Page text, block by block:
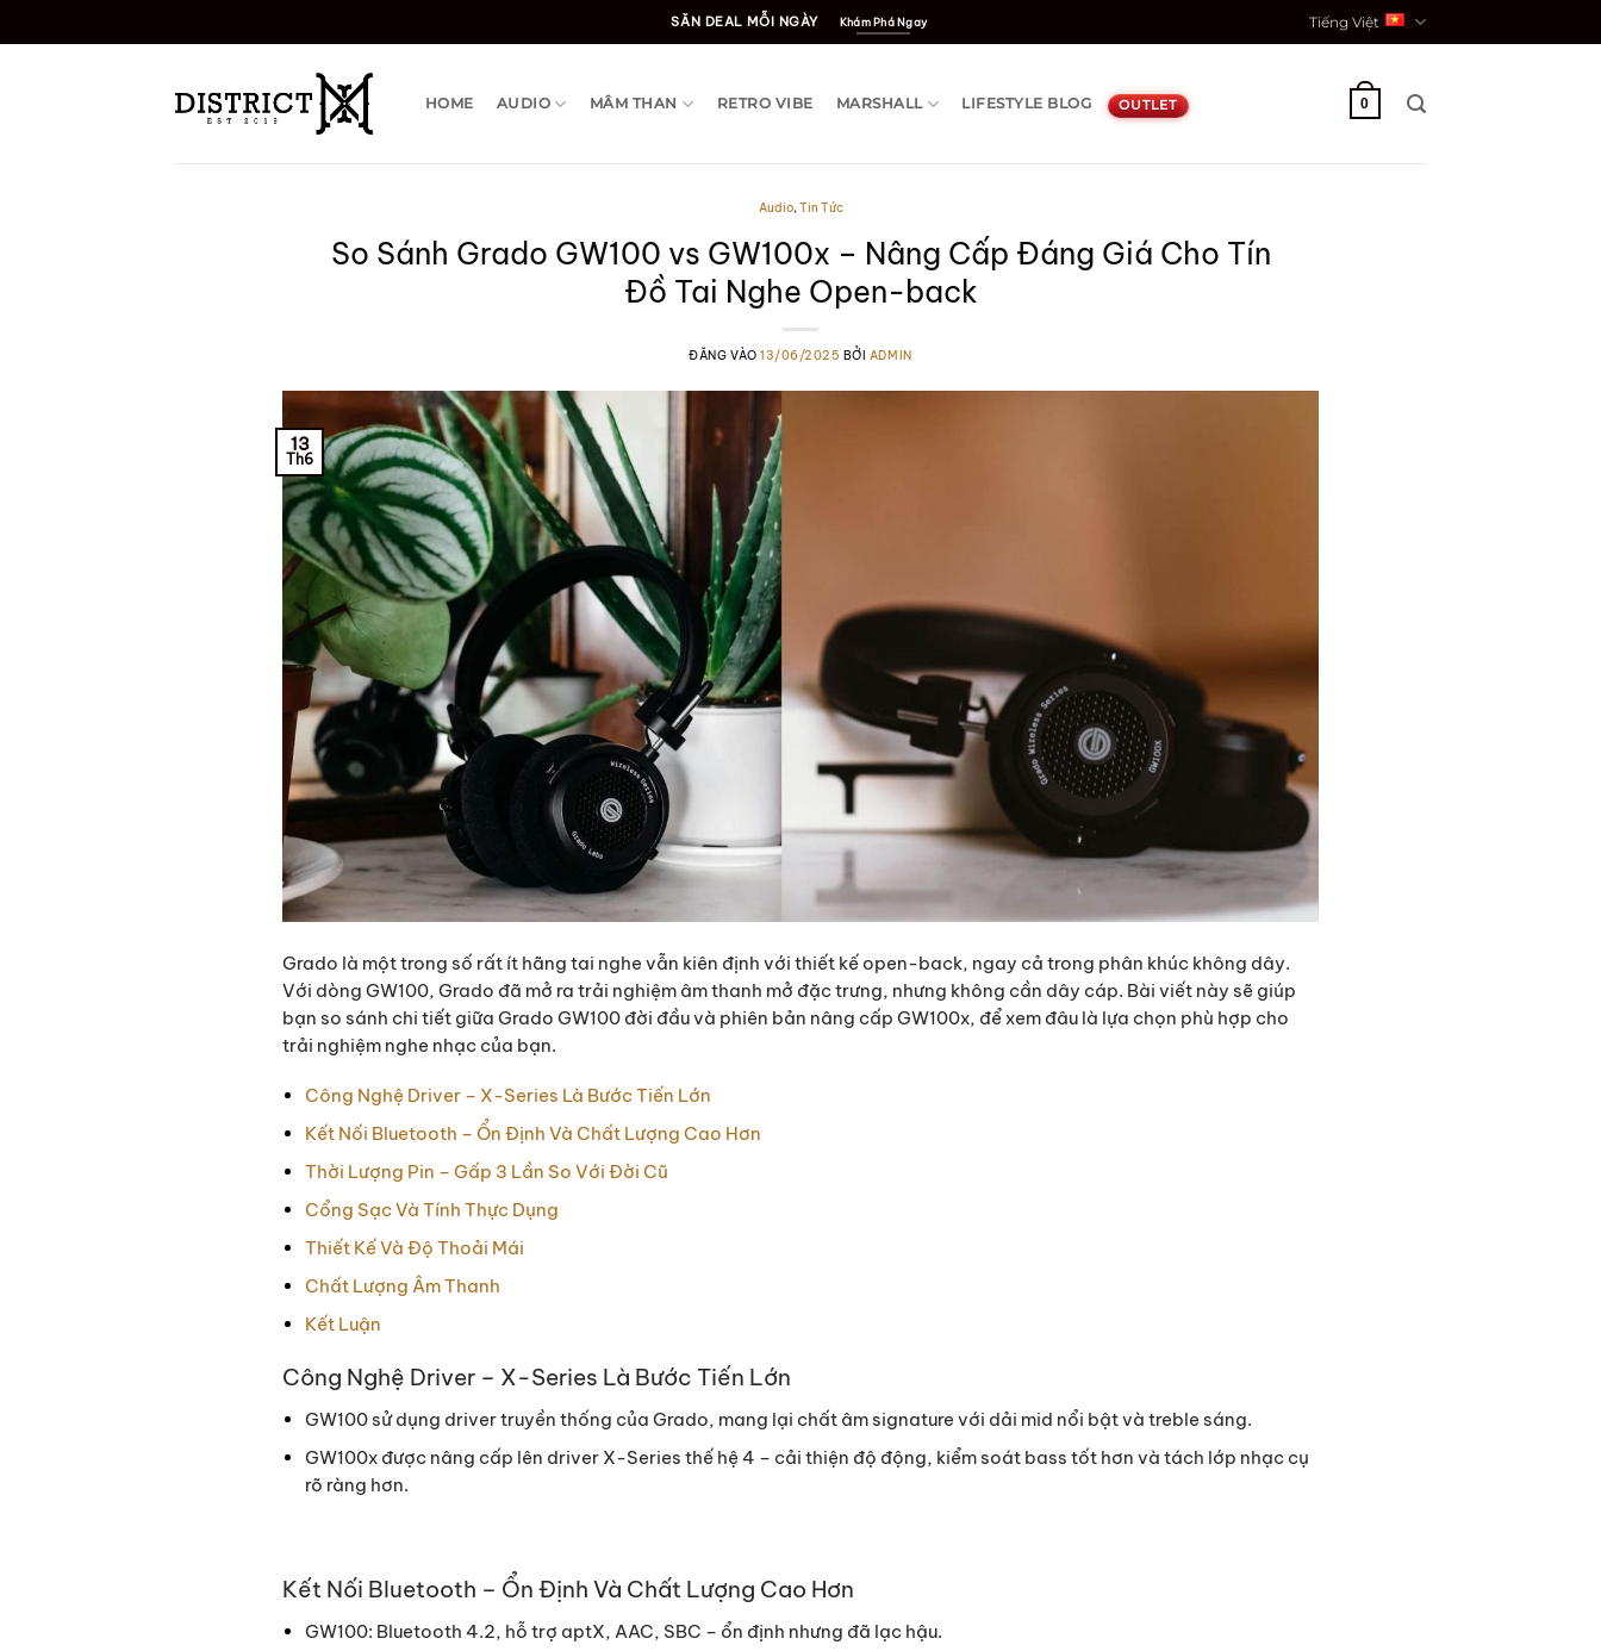
qua
SĂN DEAL MỖI NGÀY Khám Phá Ngay Tiếng Việt
HOME AUDIO MÂM THAN RETRO VIBE MARSHALL LIFESTYLE BLOG OUTLET 0
Audio,Tin Tức
So Sánh Grado GW100 vs GW100x – Nâng Cấp Đáng Giá Cho Tín
Đồ Tai Nghe Open-back
ĐĂNG VÀO13/06/2025 BỞI ADMIN
13
Th6
Grado là một trong số rất ít hãng tai nghe vẫn kiên định với thiết kế open-back, ngay cả trong phân khúc không dây.
Với dòng GW100, Grado đã mở ra trải nghiệm âm thanh mở đặc trưng, nhưng không cần dây cáp. Bài viết này sẽ giúp
bạn so sánh chi tiết giữa Grado GW100 đời đầu và phiên bản nâng cấp GW100x, để xem đâu là lựa chọn phù hợp cho
trải nghiệm nghe nhạc của bạn.
Công Nghệ Driver – X-Series Là Bước Tiến Lớn
Kết Nối Bluetooth – Ổn Định Và Chất Lượng Cao Hơn
Thời Lượng Pin – Gấp 3 Lần So Với Đời Cũ
Cổng Sạc Và Tính Thực Dụng
Thiết Kế Và Độ Thoải Mái
Chất Lượng Âm Thanh
Kết Luận
Công Nghệ Driver – X-Series Là Bước Tiến Lớn
GW100 sử dụng driver truyền thống của Grado, mang lại chất âm signature với dải mid nổi bật và treble sáng.
GW100x được nâng cấp lên driver X-Series thế hệ 4 – cải thiện độ động, kiểm soát bass tốt hơn và tách lớp nhạc cụ
rõ ràng hơn.
Kết Nối Bluetooth – Ổn Định Và Chất Lượng Cao Hơn
GW100: Bluetooth 4.2, hỗ trợ aptX, AAC, SBC – ổn định nhưng đã lạc hậu.